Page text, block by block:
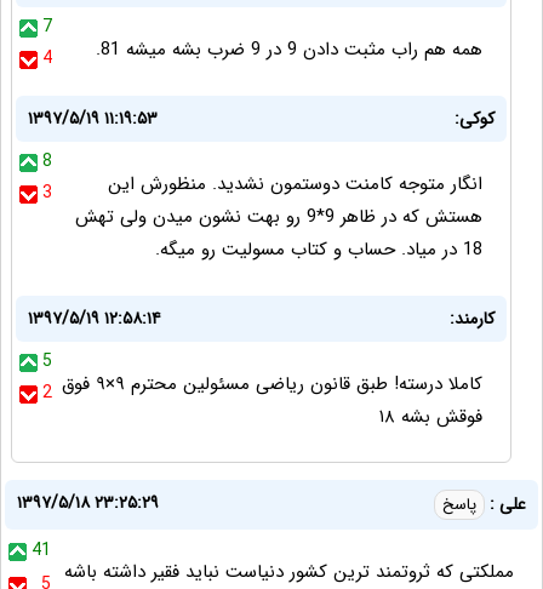
7
4
همه هم راب مثبت دادن 9 در 9 ضرب بشه میشه 81.
کوکی:
۱۳۹۷/۵/۱۹ ۱۱:۱۹:۵۳
8
3
انگار متوجه کامنت دوستمون نشدید. منظورش این
هستش که در ظاهر 9*9 رو بهت نشون میدن ولی تهش
18 در میاد. حساب و کتاب مسولیت رو میگه.
کارمند:
۱۳۹۷/۵/۱۹ ۱۲:۵۸:۱۴
5
2 کاملا درسته! طبق قانون ریاضی مسئولین محترم ۹×۹ فوق
فوقش بشه ۱۸
علی : پاسخ
۱۳۹۷/۵/۱۸ ۲۳:۲۵:۲۹
41
مملکتی که ثروتمند ترین کشور دنیاست نباید فقیر داشته باشه